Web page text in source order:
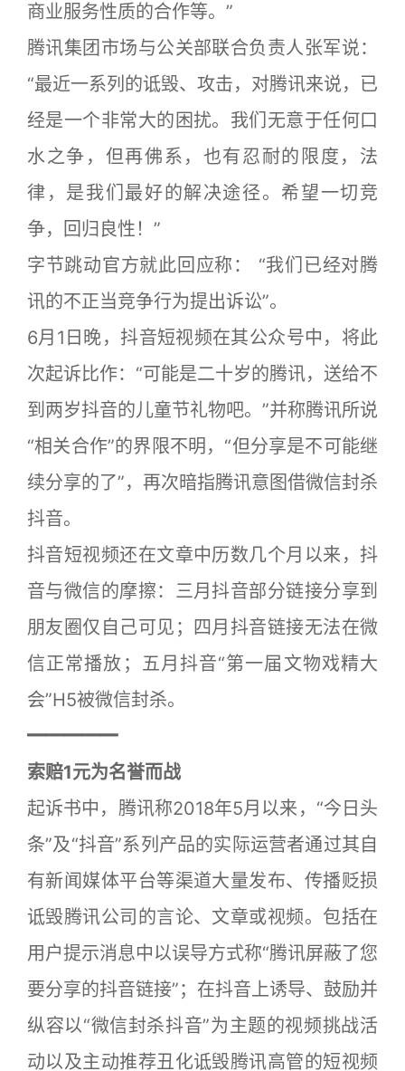
商业服务性质的合作等。”
腾讯集团市场与公关部联合负责人张军说：
“最近一系列的诋毁、攻击，对腾讯来说，已
经是一个非常大的困扰。我们无意于任何口
水之争，但再佛系，也有忍耐的限度，法
律，是我们最好的解决途径。希望一切竞
争，回归良性！”
字节跳动官方就此回应称： “我们已经对腾
讯的不正当竞争行为提出诉讼”。
6月1日晚，抖音短视频在其公众号中，将此
次起诉比作：“可能是二十岁的腾讯，送给不
到两岁抖音的儿童节礼物吧。”并称腾讯所说
“相关合作”的界限不明，“但分享是不可能继
续分享的了”，再次暗指腾讯意图借微信封杀
抖音。
抖音短视频还在文章中历数几个月以来，抖
音与微信的摩擦：三月抖音部分链接分享到
朋友圈仅自己可见；四月抖音链接无法在微
信正常播放；五月抖音“第一届文物戏精大
会”H5被微信封杀。
━━━━━
索赔1元为名誉而战
起诉书中，腾讯称2018年5月以来，“今日头
条”及“抖音”系列产品的实际运营者通过其自
有新闻媒体平台等渠道大量发布、传播贬损
诋毁腾讯公司的言论、文章或视频。包括在
用户提示消息中以误导方式称“腾讯屏蔽了您
要分享的抖音链接”；在抖音上诱导、鼓励并
纵容以“微信封杀抖音”为主题的视频挑战活
动以及主动推荐丑化诋毁腾讯高管的短视频